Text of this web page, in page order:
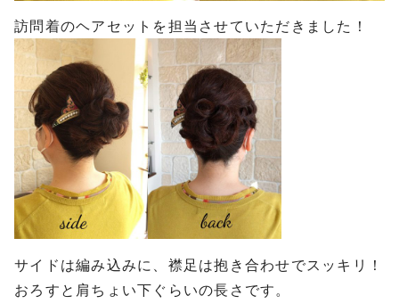
訪問着のヘアセットを担当させていただきました！
サイドは編み込みに、襟足は抱き合わせでスッキリ！
おろすと肩ちょい下ぐらいの長さです。